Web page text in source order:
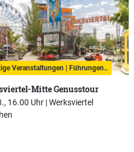
Veranstaltungen | Führungen..
Mitte Genusstour
16.00 Uhr |Werksviertel